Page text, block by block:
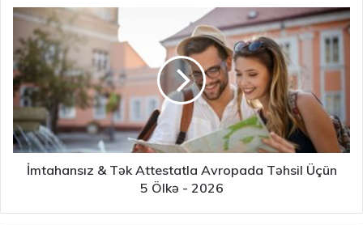
İmtahansız & Tək Attestatla Avropada Təhsil Üçün
5 Ölkə - 2026